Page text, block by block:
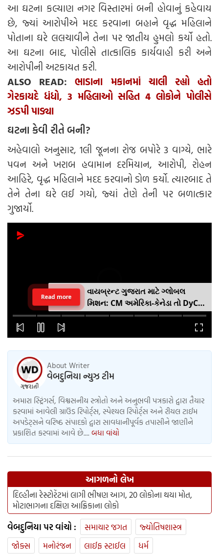
આ ઘટના કલ્યાણ નગર વિસ્તારમાં બની હોવાનું કહેવાય
છે, જ્યાં આરોપીએ મદદ કરવાના બહાને વૃદ્ધ મહિલાને
પોતાના ઘરે લલચાવીને તેના પર જાતીય હુમલો કર્યો હતો.
આ ઘટના બાદ, પોલીસે તાત્કાલિક કાર્યવાહી કરી અને
આરોપીની અટકાયત કરી.
ALSO READ:ભાડાના મકાનમાં ચાલી રહ્યો હતો
ગેરકાયદે ધંધો, 3 મહિલાઓ સહિત 4 લોકોને પોલીસે
ઝડપી પાડ્યા
ઘટના કેવી રીતે બની?
અહેવાલો અનુસાર, 1લી જૂનના રોજ બપોરે 3 વાગ્યે, ભારે
પવન અને ખરાબ હવામાન દરમિયાન, આરોપી, રોહન
આહિરે, વૃદ્ધ મહિલાને મદદ કરવાનો ડોળ કર્યો. ત્યારબાદ તે
તેને તેના ઘરે લઈ ગયો, જ્યાં તેણે તેની પર બળાત્કાર
ગુજાર્યો.
વાયબ્રન્ટ ગુજરાત માટે ગ્લોબલ
Read more
About Writer
વેબદુનિયા ન્યુઝ ટીમ
અમારા સ્ટ્રિંગર્સ, વિશ્વસનીય સ્ત્રોતો અને અનુભવી પત્રકારો દ્વારા તૈયાર
કરવામાં આવેલી ગ્રાઉંડ રિપોર્ટ્સ, સ્પેશ્યલ રિપોર્ટ્સ અને રીયલ ટાઈમ
અપડેટ્સને વરિષ્ઠ સંપાદકો દ્વારા સાવધાનીપૂર્વક તપાસીને જાણીને
પ્રકાશિત કરવામાં આવે છે.... બધા વાંચો
આગળનો લેખ
દિલ્હીના રેસ્ટોરેંટમાં લાગી ભીષણ આગ, 20 લોકોના થયા મોત,
મોટાભાગના દક્ષિણ આફ્રિકાના લોકો
વેબદુનિયા પર વાંચો : સમાચાર જગત
જ્યોતિષશાસ્ત્ર
જોક્સ
મનોરંજન લાઈફ સ્ટાઈલ ધર્મ